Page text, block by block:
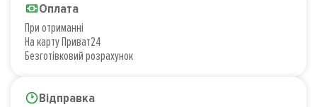
Оплата
При отриманні
На карту Приват24
Безготівковий розрахунок
Відправка